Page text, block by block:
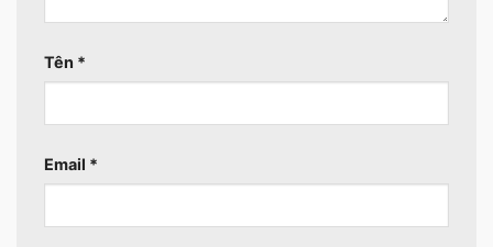
Tên *
Email *